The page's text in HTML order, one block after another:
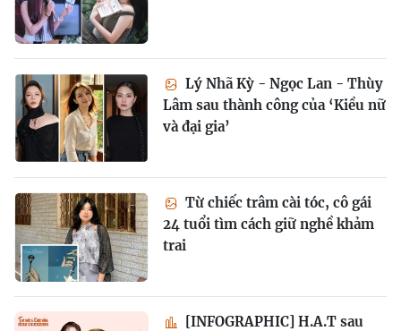
Lý Nhã Kỳ - Ngọc Lan - Thùy
Lâm sau thành công của ‘Kiều nữ
và đại gia’
Từ chiếc trâm cài tóc, cô gái
24 tuổi tìm cách giữ nghề khảm
trai
[INFOGRAPHIC] H.A.T sau